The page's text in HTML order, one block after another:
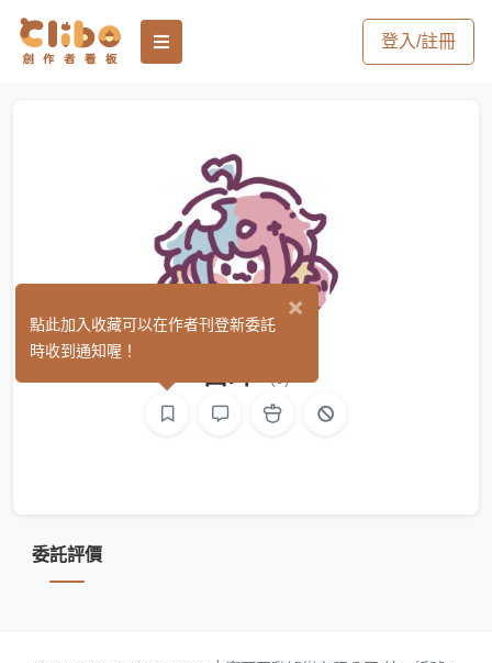
登入/註冊
白珜 (9)
委託評價
×
點此加入收藏可以在作者刊登新委託
時收到通知喔！